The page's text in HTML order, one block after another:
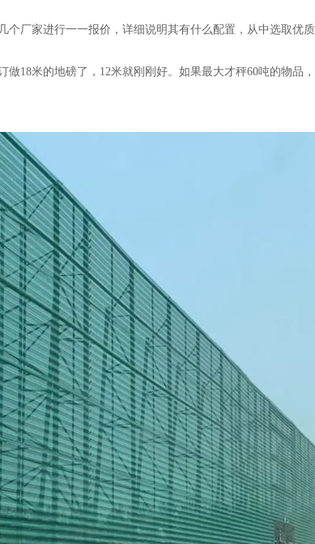
个厂家进行一一报价，详细说明其有什么配置，从中选取优质
做18米的地磅了，12米就刚刚好。如果最大才秤60吨的物品